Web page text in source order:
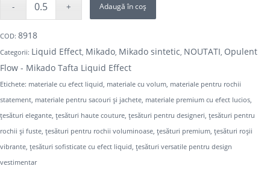
Adaugă în coș
COD: 8918
Categorii: Liquid Effect Mikado Mikado sintetic NOUTATI Opulent
Flow - Mikado Tafta Liquid Effect
Etichete: materiale cu efect liquid materiale cu volum materiale pentru rochii
statement materiale pentru sacouri și jachete materiale premium cu efect lucios
țesături elegante țesături haute couture țesături pentru designeri țesături pentru
rochii și fuste țesături pentru rochii voluminoase țesături premium țesături roșii
vibrante țesături sofisticate cu efect liquid țesături versatile pentru design
vestimentar